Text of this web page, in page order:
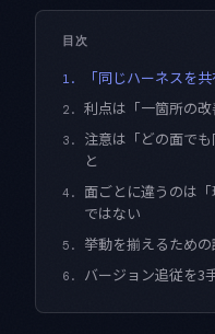
目次
1. 「同じハーネスを
2. 利点は「一箇所の
3.
注意は「どの面で
と
4.
面ごとに違うのは「
ではない
5. 挙動を揃えるため
6. バージョン追従を3